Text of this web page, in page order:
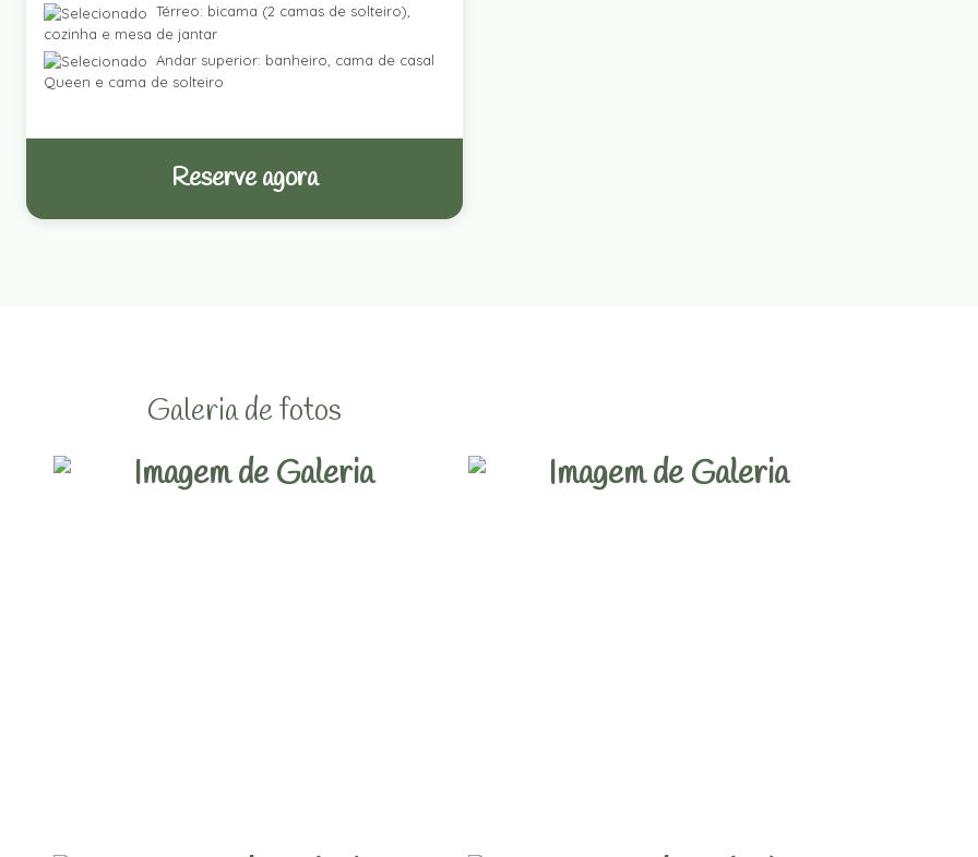
Térreo: bicama (2 camas de solteiro),
cozinha e mesa de jantar
Andar superior: banheiro, cama de casal
Queen e cama de solteiro
Reserve agora
Galeria de fotos